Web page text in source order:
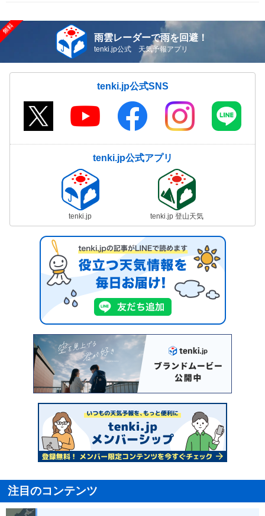
雨雲レーダーで雨を回避！
tenki.jp公式 天気予報アプリ
tenki.jp公式SNS
tenki.jp公式アプリ
tenki.jp tenki.jp 登山天気
注目のコンテンツ